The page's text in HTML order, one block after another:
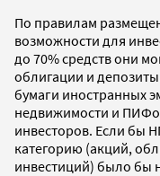
По правилам
возможности для
до 70% средств они
облигации и
бумаги иностранных
недвижимости и
инвесторов. Если бы
категорию (акций,
инвестиций) было бы